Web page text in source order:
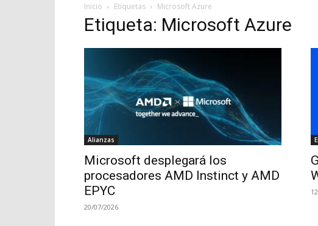
Inicio Etiquetas Microsoft Azure
Etiqueta: Microsoft Azure
Alianzas
Microsoft desplegará los
procesadores AMD Instinct y AMD
EPYC
20/07/2026